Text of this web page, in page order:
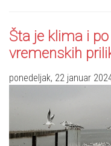
Šta je klima i
vremenskih
ponedeljak, 22 januar